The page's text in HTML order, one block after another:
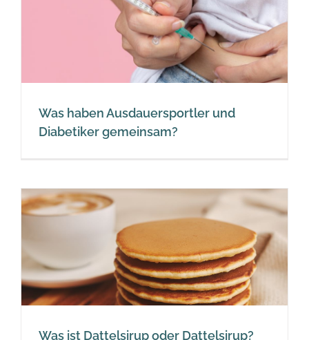
Was haben Ausdauersportler und
Diabetiker gemeinsam?
Was ist Dattelsirup oder Dattelsirup?